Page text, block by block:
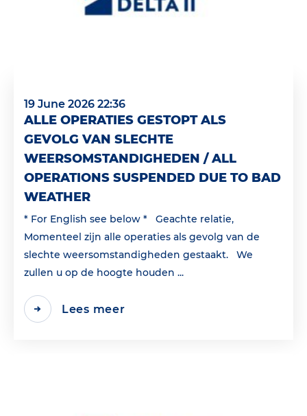
19 June 2026 22:36
ALLE OPERATIES GESTOPT ALS
GEVOLG VAN SLECHTE
WEERSOMSTANDIGHEDEN / ALL
OPERATIONS SUSPENDED DUE TO BAD
WEATHER
* For English see below * Geachte relatie,
Momenteel zijn alle operaties als gevolg van de
slechte weersomstandigheden gestaakt. We
zullen u op de hoogte houden ...
Lees meer